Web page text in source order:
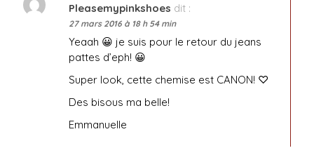
Pleasemypinkshoes dit :
27 mars 2016 à 18 h 54 min
Yeaah 😀 je suis pour le retour du jeans
pattes d’eph! 😀
Super look, cette chemise est CANON! ♡
Des bisous ma belle!
Emmanuelle